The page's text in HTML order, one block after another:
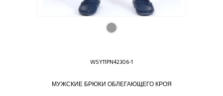
WSY11PN42306-1
МУЖСКИЕ БРЮКИ ОБЛЕГАЮЩЕГО КРОЯ